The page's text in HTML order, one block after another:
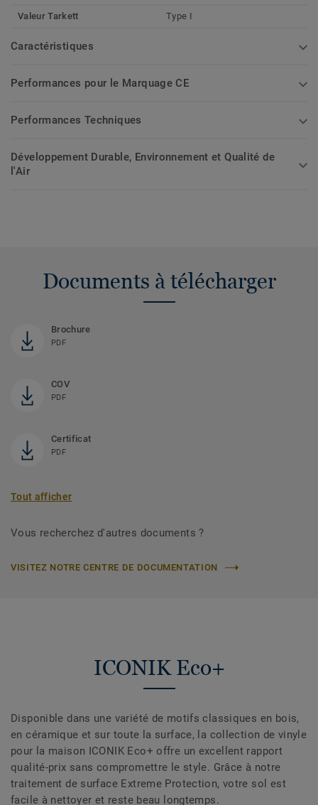
Valeur Tarkett Type I
Caractéristiques
Performances pour le Marquage CE
Performances Techniques
Développement Durable, Environnement et Qualité de
l'Air
Documents à télécharger
Brochure
PDF
COV
PDF
Certificat
PDF
Tout afficher
Vous recherchez d'autres documents ?
VISITEZ NOTRE CENTRE DE DOCUMENTATION
ICONIK Eco+
Disponible dans une variété de motifs classiques en bois,
en céramique et sur toute la surface, la collection de vinyle
pour la maison ICONIK Eco+ offre un excellent rapport
qualité-prix sans compromettre le style. Grâce à notre
traitement de surface Extreme Protection, votre sol est
facile à nettoyer et reste beau longtemps.